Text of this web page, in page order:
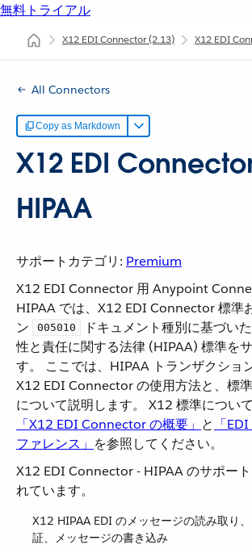
無料トライアル
X12 EDI Connector(2.13) X12 EDI
All Connectors
Copy as Markdown
X12 EDI
HIPAA
サポートカテゴリ: Premium
X12 EDI Connector 用 Anypoint
HIPAA では、X12 EDI Connector 標準
ン ​
005010
ドキュメント種別に基づい
性と責任に関する法律 (HIPAA) 標準を
す。 ここでは、HIPAA トランザクショ
X12 EDI Connector の使用方法と、標
について説明します。 X12 標準について
「X12 EDI Connector の概要」 ​と​ 「
ファレンス」 ​を参照してください。
X12 EDI Connector - HIPAA のサポー
れています。
X12 HIPAA EDI のメッセージの読み取り
証、メッセージの書き込み